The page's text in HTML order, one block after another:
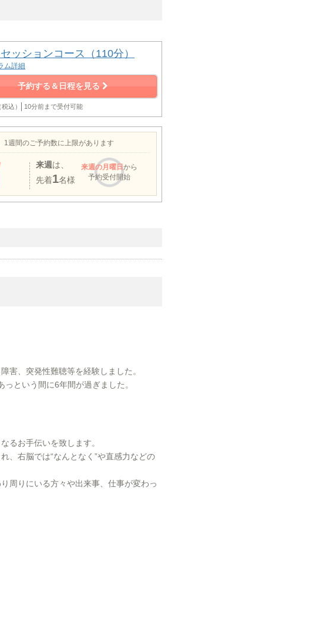
ッションコース（110分）
ム詳細
予約する＆日程を見る
込） 10分前まで受付可能
1週間のご予約数に上限があります
来週 は、
先着1名様
来週の月曜日から
予約受付開始
害、突発性難聴等を経験しました。
という間に6年間が過ぎました。
るお手伝いを致します。
、右脳では“なんとなく”や直感力などの
周りにいる方々や出来事、仕事が変わっ